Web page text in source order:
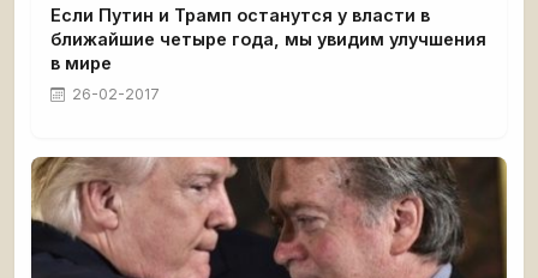
Если Путин и Трамп останутся у власти в
ближайшие четыре года, мы увидим улучшения
в мире
26-02-2017